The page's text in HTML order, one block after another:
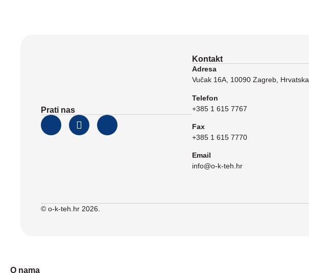
Prati nas
Kontakt
Adresa
Vučak 16A, 10090 Zagreb, Hrvatska
Telefon
+385 1 615 7767
Fax
+385 1 615 7770
Email
info@o-k-teh.hr
© o-k-teh.hr 2026.
O nama